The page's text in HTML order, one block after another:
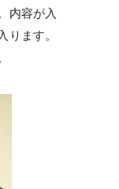
内容が入
ります。